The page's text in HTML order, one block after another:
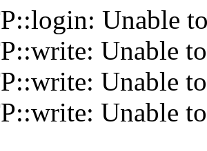
Unable
Unable
Unable
Unable